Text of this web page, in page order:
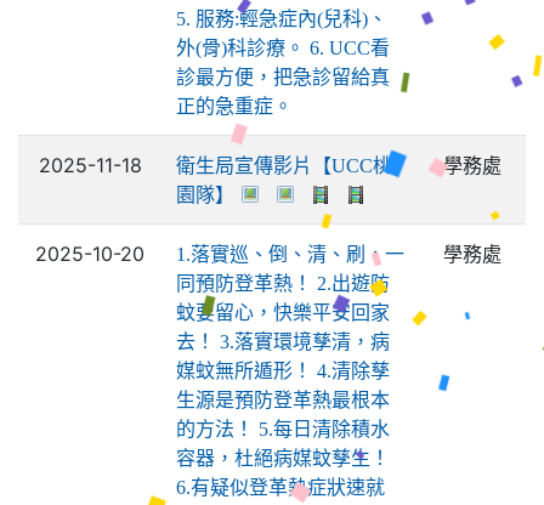
5. 服務:輕急症內(兒科)、
外(骨)科診療。 6. UCC看
診最方便，把急診留給真
正的急重症。
2025-11-18
衛生局宣傳影片【UCC桃
園隊】
學務處
2025-10-20
1.落實巡、倒、清、刷，一
同預防登革熱！ 2.出遊防
蚊要留心，快樂平安回家
去！ 3.落實環境孳清，病
媒蚊無所遁形！ 4.清除孳
生源是預防登革熱最根本
的方法！ 5.每日清除積水
容器，杜絕病媒蚊孳生！
6.有疑似登革熱症狀速就
學務處